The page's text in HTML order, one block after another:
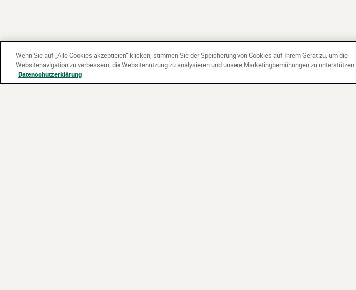
Wenn Sie auf „Alle Cookies akzeptieren“ klicken, stimmen Sie der Speicherung von Cookies auf Ihrem Gerät zu, um die
Websitenavigation zu verbessern, die Websitenutzung zu analysieren und unsere Marketingbemühungen zu unterstützen.
Datenschutzerklärung